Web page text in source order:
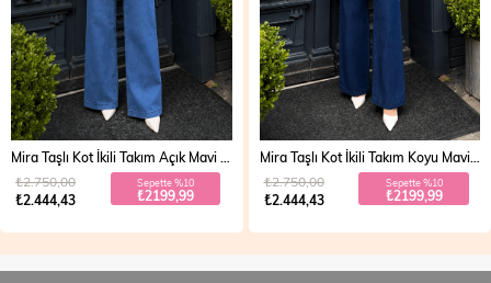
₺2.444,43
₺2.750,00 Sepette %10
₺2199,99
Mira Taşlı Kot İkili Takım Koyu Mavi 19286
₺2.444,43
₺2.750,00 Sepette %10
₺2199,99